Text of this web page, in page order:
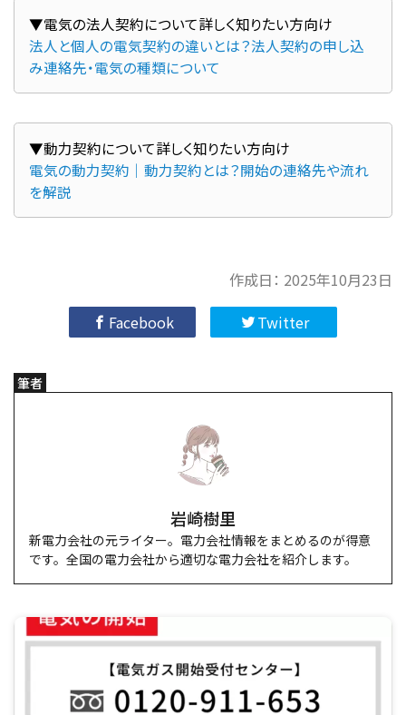
法人と個人の電気契約の違いとは？法人契約の申し込
み連絡先・電気の種類について
電気の動力契約｜動力契約とは？開始の連絡先や流れ
を解説
作成日： 2025年10月23日
Facebook
Twitter
筆者
岩崎樹里
新電力会社の元ライター。電力会社情報をまとめるのが得意
です。全国の電力会社から適切な電力会社を紹介します。